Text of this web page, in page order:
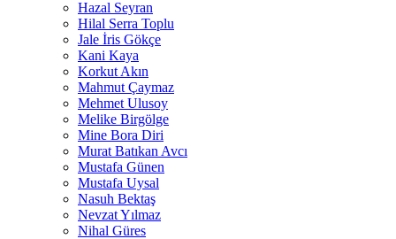
Hazal Seyran
Hilal Serra Toplu
Jale İris Gökçe
Kani Kaya
Korkut Akın
Mahmut Çaymaz
Mehmet Ulusoy
Melike Birgölge
Mine Bora Diri
Murat Batıkan Avcı
Mustafa Günen
Mustafa Uysal
Nasuh Bektaş
Nevzat Yılmaz
Nihal Güres